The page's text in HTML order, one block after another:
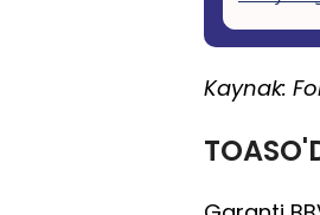
Kaynak: